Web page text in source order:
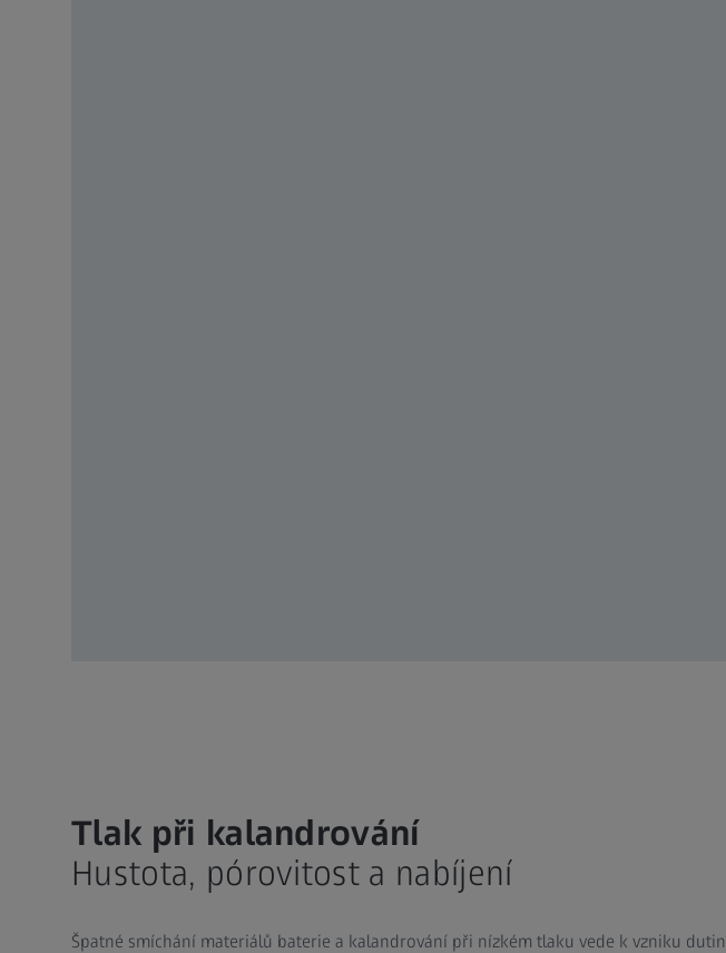
Tlak při kalandrování
Hustota, pórovitost a nabíjení
Špatné smíchání materiálů baterie a kalandrování při nízkém tlaku vede k vzniku dutin